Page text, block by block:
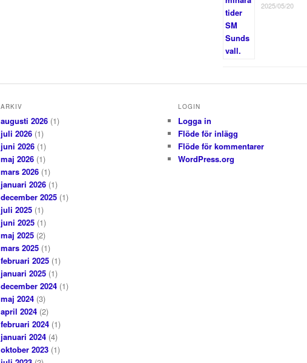
2025/05/20
ARKIV
augusti 2026(1)
juli 2026(1)
juni 2026(1)
maj 2026(1)
mars 2026(1)
januari 2026(1)
december 2025(1)
juli 2025(1)
juni 2025(1)
maj 2025(2)
mars 2025(1)
februari 2025(1)
januari 2025(1)
december 2024(1)
maj 2024(3)
april 2024(2)
februari 2024(1)
januari 2024(4)
oktober 2023(1)
LOGIN
Logga in
Flöde för inlägg
Flöde för kommentarer
WordPress.org